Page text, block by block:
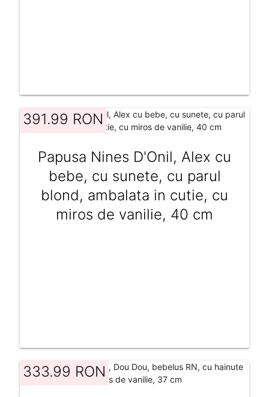
391.99 RON
Papusa Nines D'Onil, Alex cu
bebe, cu sunete, cu parul
blond, ambalata in cutie, cu
miros de vanilie, 40 cm
333.99 RON